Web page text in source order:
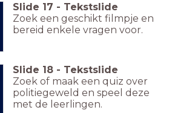
Slide 17 - Tekstslide
Zoek een geschikt filmpje en
bereid enkele vragen voor.
Slide 18 - Tekstslide
Zoek of maak een quiz over
politiegeweld en speel deze
met de leerlingen.